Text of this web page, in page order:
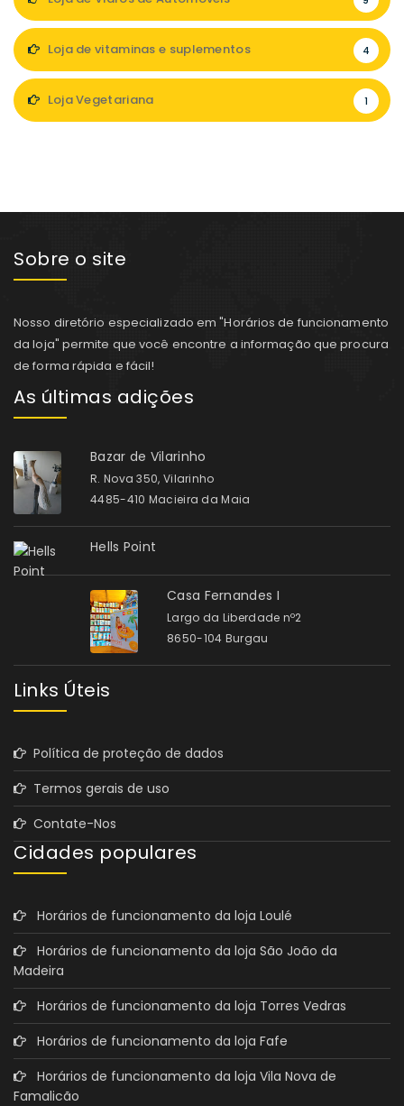
Loja de vitaminas e suplementos 4
Loja Vegetariana 1
Sobre o site
Nosso diretório especializado em "Horários de funcionamento
da loja" permite que você encontre a informação que procura
de forma rápida e fácil!
As últimas adições
Bazar de Vilarinho
R. Nova 350, Vilarinho
4485-410 Macieira da Maia
Hells Point
Casa Fernandes I
Largo da Liberdade nº2
8650-104 Burgau
Links Úteis
Política de proteção de dados
Termos gerais de uso
Contate-Nos
Cidades populares
Horários de funcionamento da loja Loulé
Horários de funcionamento da loja São João da
Madeira
Horários de funcionamento da loja Torres Vedras
Horários de funcionamento da loja Fafe
Horários de funcionamento da loja Vila Nova de
Famalicão